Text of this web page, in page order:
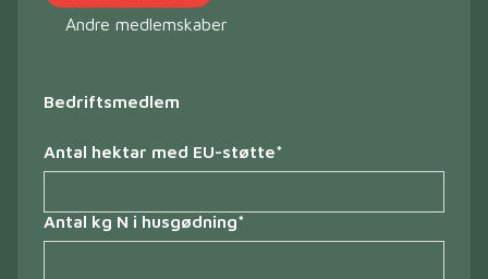
Andre medlemskaber
Bedriftsmedlem
Antal hektar med EU-støtte*
Antal kg N i husgødning*